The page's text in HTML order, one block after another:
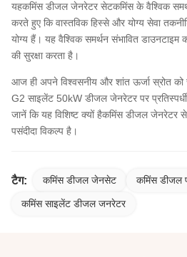
यहकमिंस डीजल जेनरेटर सेटकमिंस के वैश्विक
करते हुए कि वास्तविक हिस्से और योग्य सेवा
योग्य हैं। यह वैश्विक समर्थन संभावित
की सुरक्षा करता है।
आज ही अपने विश्वसनीय और शांत ऊर्जा स्रोत
G2 साइलेंट 50kW डीजल जेनरेटर पर
जानें कि यह विशिष्ट क्यों हैकमिंस डीजल जेनरेटर
पसंदीदा विकल्प है।
टैग: कमिंस डीजल जेनसेट कमिंस डीजल
कमिंस साइलेंट डीजल जनरेटर